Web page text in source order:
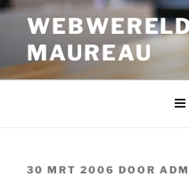
Ga
inhoud
MAUREAU
GEPLAATST
30 MRT 2006 DOOR